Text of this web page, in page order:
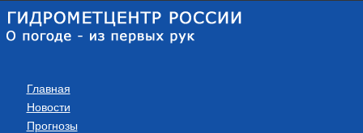
Главная
Новости
Прогнозы